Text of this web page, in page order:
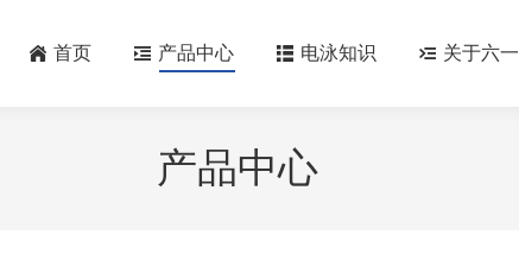
首页 产品中心 电泳知识 关于六一
产品中心